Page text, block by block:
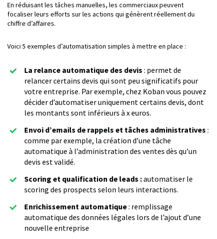
En réduisant les tâches manuelles, les commerciaux peuvent
focaliser leurs efforts sur les actions qui génèrent réellement du
chiffre d’affaires.
Voici 5 exemples d’automatisation simples à mettre en place :
La relance automatique des devis : permet de
relancer certains devis qui sont peu significatifs pour
votre entreprise. Par exemple, chez Koban vous pouvez
décider d’automatiser uniquement certains devis, dont
les montants sont inférieurs à x euros.
Envoi d’emails de rappels et tâches administratives :
comme par exemple, la création d’une tâche
automatique à l’administration des ventes dès qu’un
devis est validé.
Scoring et qualification de leads :automatiser le
scoring des prospects selon leurs interactions.
Enrichissement automatique: remplissage
automatique des données légales lors de l’ajout d’une
nouvelle entreprise